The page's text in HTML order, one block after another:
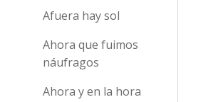
Afuera hay sol
Ahora que fuimos
náufragos
Ahora y en la hora